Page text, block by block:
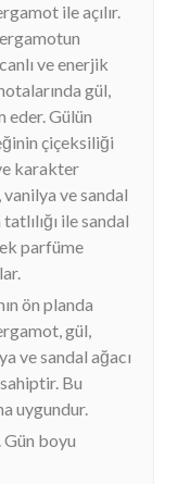
ile açılır.
ve enerjik
gül,
eder. Gülün
çiçeksiliği
karakter
vanilya ve sandal
ile sandal
parfüme
ön planda
gül,
ve sandal ağacı
Bu
uygundur.
Gün boyu